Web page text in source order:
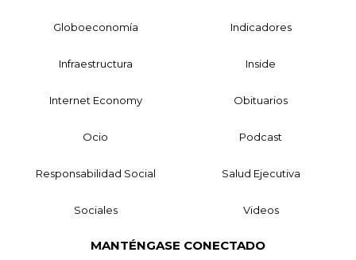
Globoeconomía Indicadores
Infraestructura Inside
Internet Economy Obituarios
Ocio Podcast
Responsabilidad Social Salud Ejecutiva
Sociales Videos
MANTÉNGASE CONECTADO